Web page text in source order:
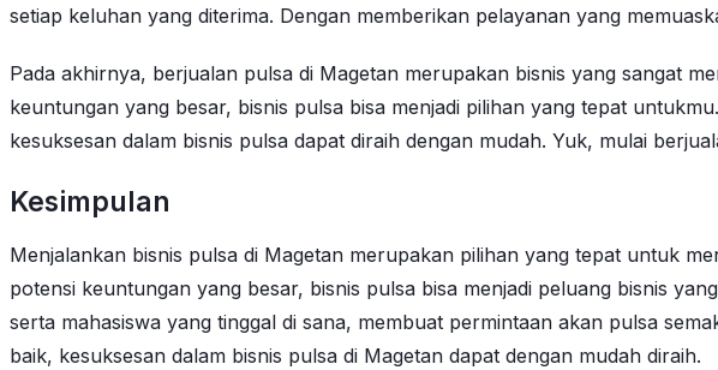
setiap keluhan yang diterima. Dengan memberikan pelayanan yang
Pada akhirnya, berjualan pulsa di Magetan merupakan bisnis yang sangat
keuntungan yang besar, bisnis pulsa bisa menjadi pilihan yang tepat
kesuksesan dalam bisnis pulsa dapat diraih dengan mudah. Yuk, mulai
Kesimpulan
Menjalankan bisnis pulsa di Magetan merupakan pilihan yang tepat untuk
potensi keuntungan yang besar, bisnis pulsa bisa menjadi peluang bisnis
serta mahasiswa yang tinggal di sana, membuat permintaan akan pulsa
baik, kesuksesan dalam bisnis pulsa di Magetan dapat dengan mudah diraih.